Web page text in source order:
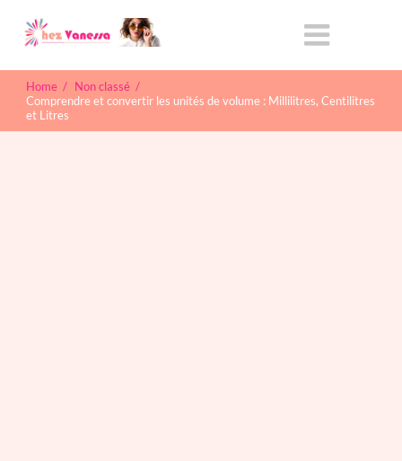
Home / Non classé /
Comprendre et convertir les unités de volume : Millilitres, Centilitres
et Litres